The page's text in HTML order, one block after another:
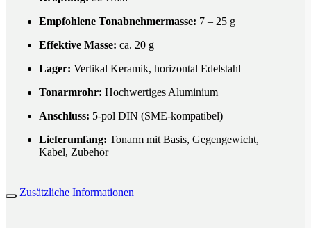
Empfohlene Tonabnehmermasse: 7 – 25 g
Effektive Masse: ca. 20 g
Lager: Vertikal Keramik, horizontal Edelstahl
Tonarmrohr: Hochwertiges Aluminium
Anschluss: 5-pol DIN (SME-kompatibel)
Lieferumfang: Tonarm mit Basis, Gegengewicht,
Kabel, Zubehör
Zusätzliche Informationen